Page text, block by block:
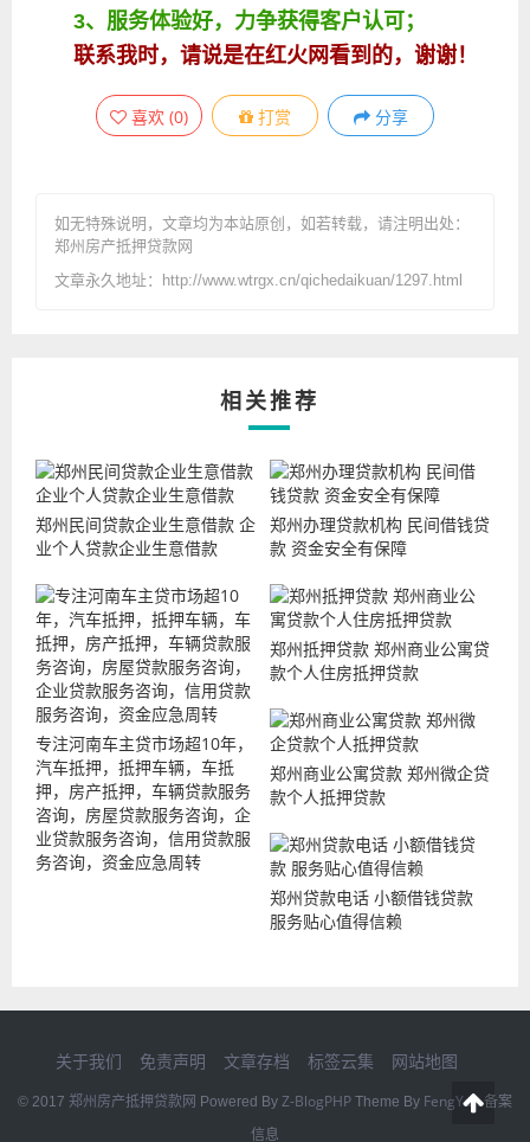
3、服务体验好，力争获得客户认可；
联系我时，请说是在红火网看到的，谢谢！
喜欢 (0) 打赏 分享
如无特殊说明，文章均为本站原创 ，如若转载，请注明出处：
郑州房产抵押贷款网
文章永久地址：http://www.wtrgx.cn/qichedaikuan/1297.html
相关推荐
郑州民间贷款企业生意借款 企
业个人贷款企业生意借款
郑州办理贷款机构 民间借钱贷
款 资金安全有保障
专注河南车主贷市场超10年，
汽车抵押，抵押车辆，车抵
押，房产抵押，车辆贷款服务
咨询，房屋贷款服务咨询，企
业贷款服务咨询，信用贷款服
务咨询，资金应急周转
郑州抵押贷款 郑州商业公寓贷
款个人住房抵押贷款
郑州商业公寓贷款 郑州微企贷
款个人抵押贷款
郑州贷款电话 小额借钱贷款
服务贴心值得信赖
关于我们 免责声明 文章存档 标签云集 网站地图
© 2017 郑州房产抵押贷款网 Powered By Z-BlogPHP Theme By FengYan备案
信息